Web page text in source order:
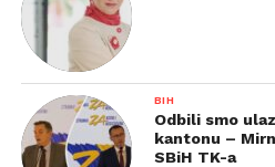
BIH
Odbili smo
kantonu –
SBiH TK-a